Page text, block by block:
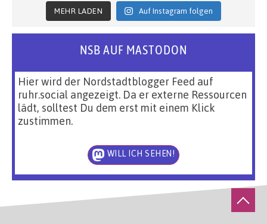
MEHR LADEN Auf Instagram folgen
NSB AUF MASTODON
Hier wird der Nordstadtblogger Feed auf
ruhr.social angezeigt. Da er externe Ressourcen
lädt, solltest Du dem erst mit einem Klick
zustimmen.
WILL ICH SEHEN!